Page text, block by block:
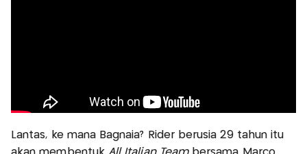
Lantas, ke mana Bagnaia? Rider berusia 29 tahun itu